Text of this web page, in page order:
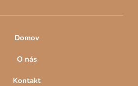
Domov
O nás
Kontakt